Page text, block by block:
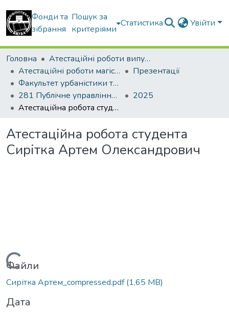
Фонди та
зібрання
Пошук за
критеріями
Статистика Увійти
Головна
Атестаційні роботи випускників
Атестаційні роботи магістрів
Презентації
Факультет урбаністики та просторового планування
281 Публічне управління та адміністрування. Державне управління у сфері містобудівної діяльності
2025
Атестаційна робота студента Сирітка Артем Олександрович
Атестаційна робота студента
Сирітка Артем Олександрович
Вантажиться...
Файли
Сирітка Артем_compressed.pdf(1,65 MB)
Дата